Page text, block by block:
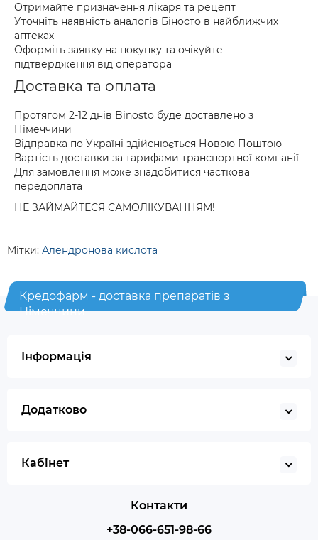
Отримайте призначення лікаря та рецепт
Уточніть наявність аналогів Біносто в найближчих
аптеках
Оформіть заявку на покупку та очікуйте
підтвердження від оператора
Доставка та оплата
Протягом 2-12 днів Binosto буде доставлено з
Німеччини
Відправка по Україні здійснюється Новою Поштою
Вартість доставки за тарифами транспортної компанії
Для замовлення може знадобитися часткова
передоплата
НЕ ЗАЙМАЙТЕСЯ САМОЛІКУВАННЯМ!
Мітки: Алендронова кислота
Кредофарм - доставка препаратів з
Німеччини
Інформація
Додатково
Кабінет
Контакти
+38-066-651-98-66